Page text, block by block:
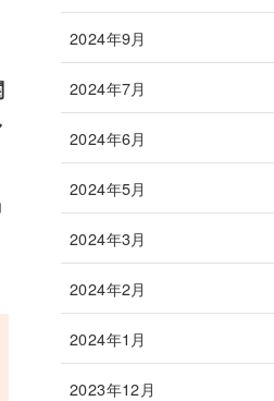
2024年9月
2024年7月
2024年6月
2024年5月
2024年3月
2024年2月
2024年1月
2023年12月